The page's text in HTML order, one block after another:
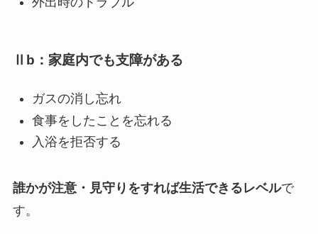
Ⅱb：家庭内でも支障がある
ガスの消し忘れ
食事をしたことを忘れる
入浴を拒否する
誰かが注意・見守りをすれば生活できるレベルで
す。